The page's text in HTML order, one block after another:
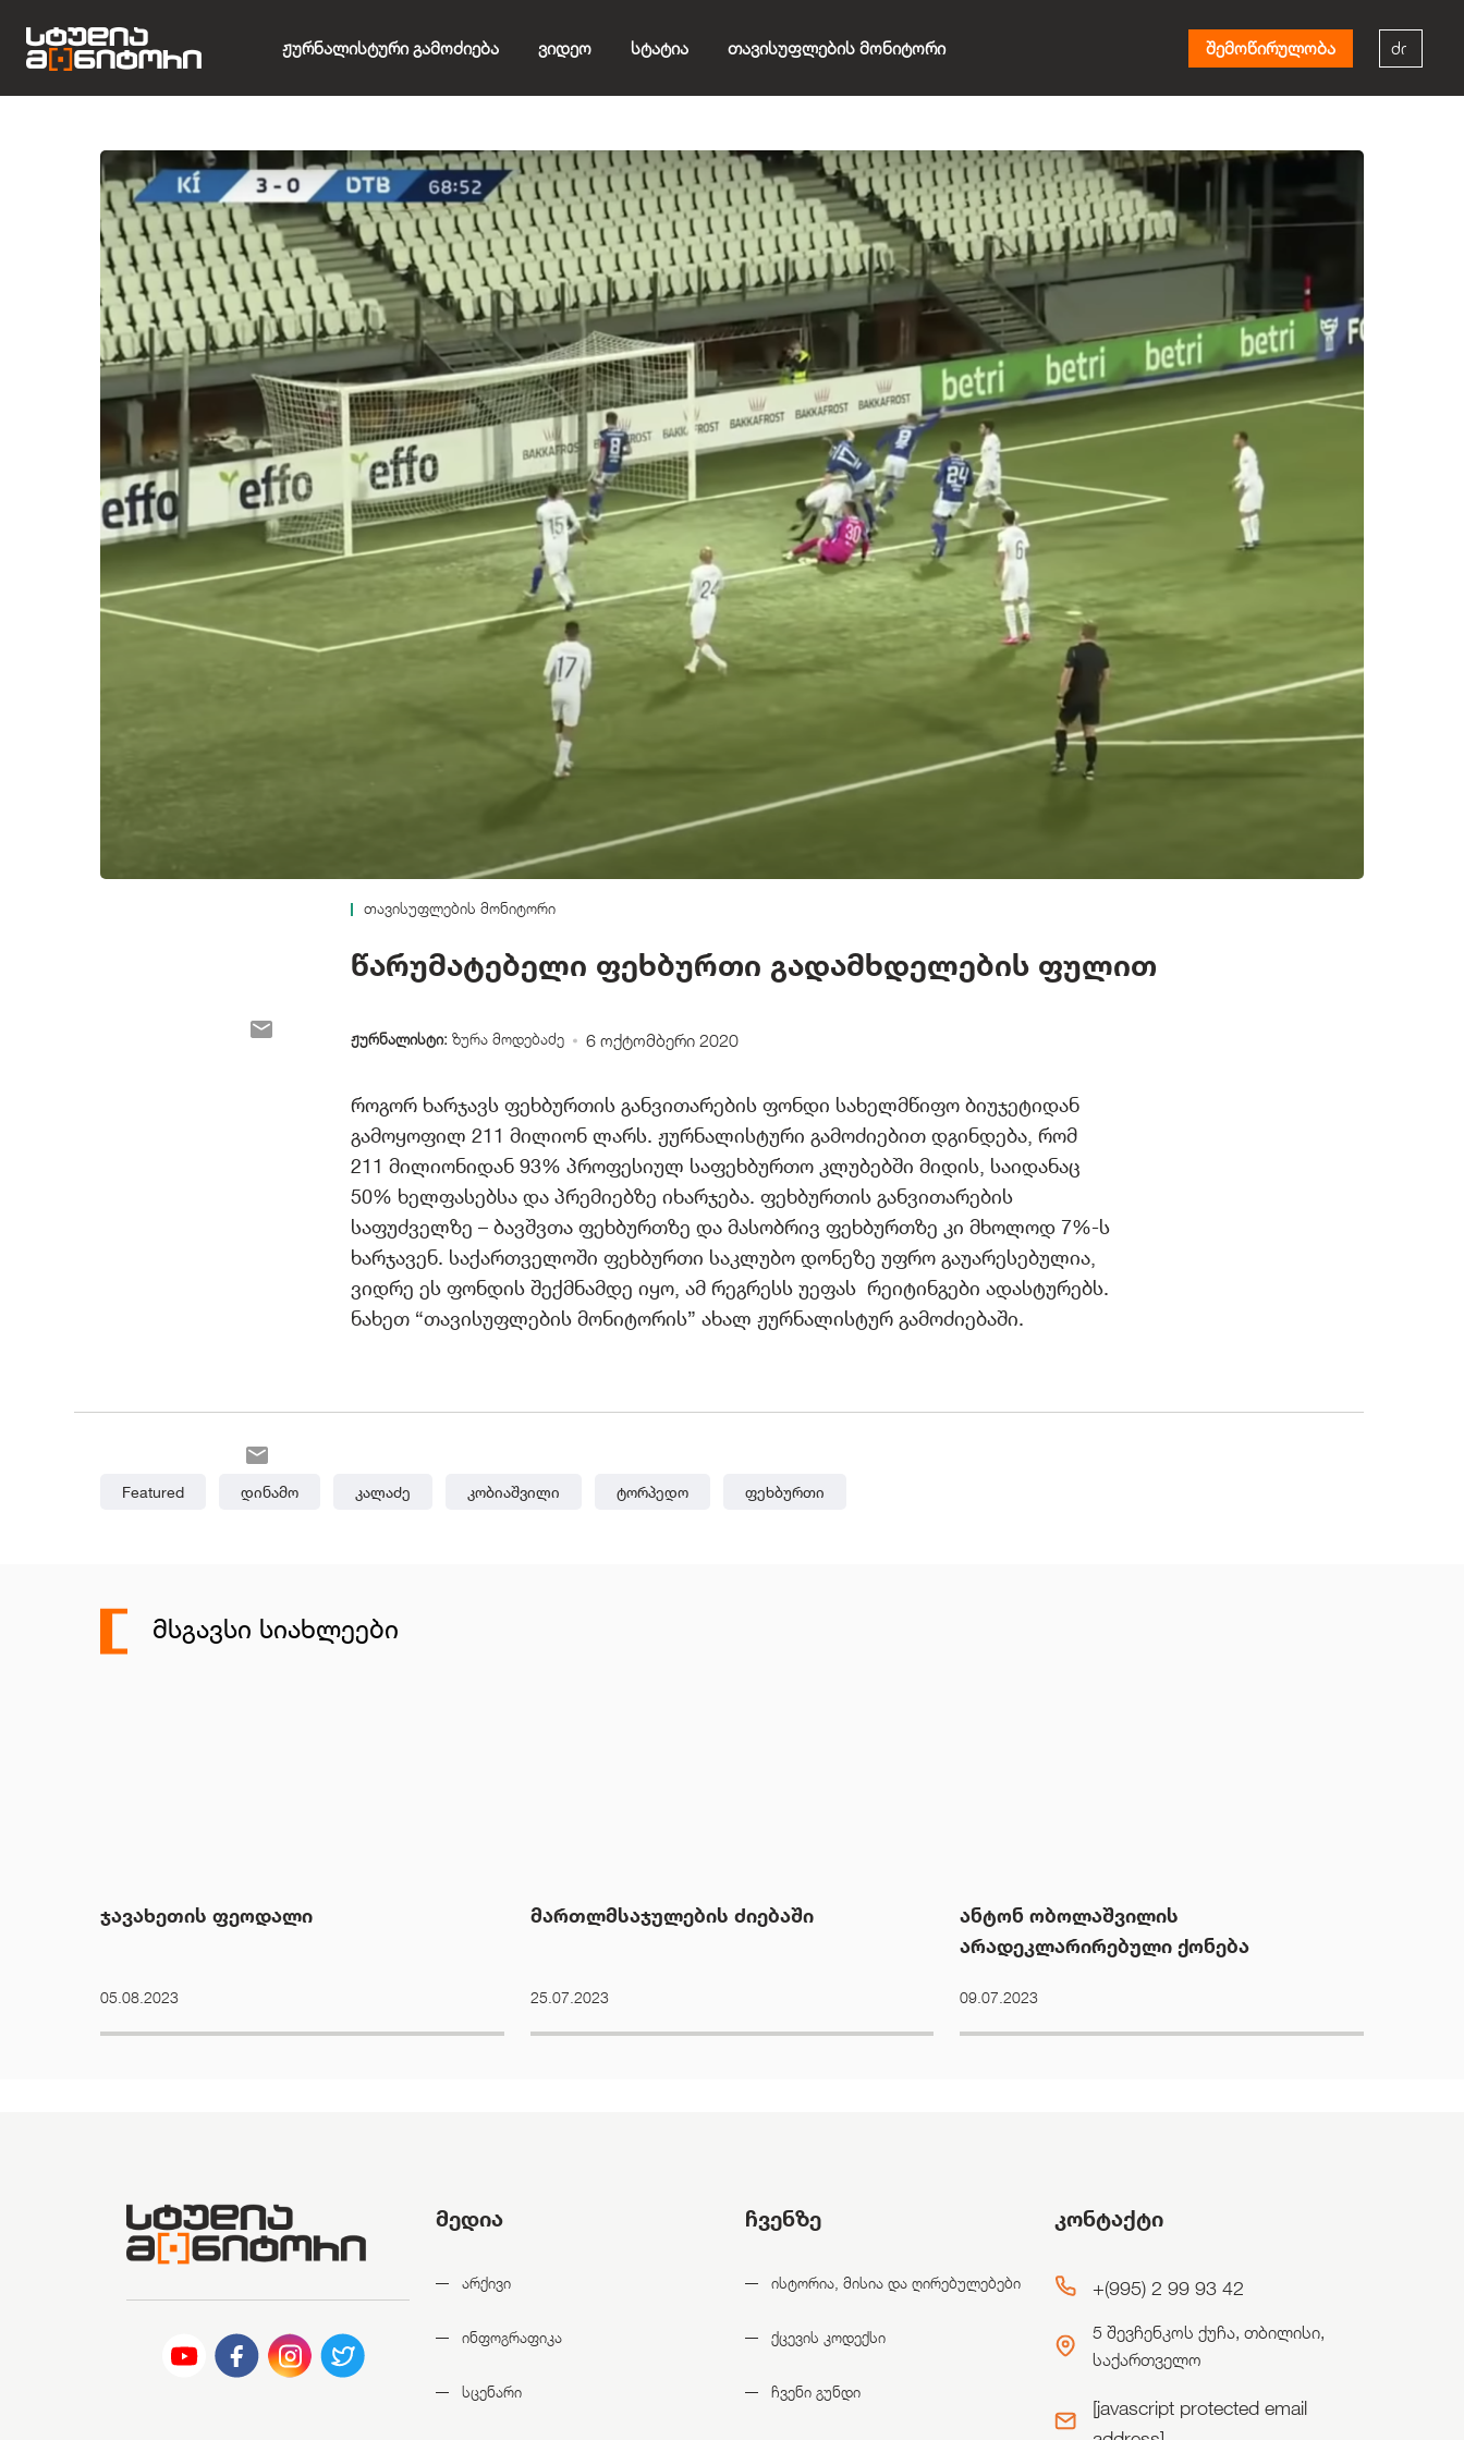
Ჟურნალისტური Გამოძიება Ვიდეო Სტატია Თავისუფლების Მონიტორი შემოწირულობა
თავისუფლების მონიტორი
წარუმატებელი ფეხბურთი გადამხდელების ფულით
ჟურნალისტი: ზურა მოდებაძე 6 ოქტომბერი 2020
როგორ ხარჯავს ფეხბურთის განვითარების ფონდი სახელმწიფო ბიუჯეტიდან
გამოყოფილ 211 მილიონ ლარს. ჟურნალისტური გამოძიებით დგინდება, რომ
211 მილიონიდან 93% პროფესიულ საფეხბურთო კლუბებში მიდის, საიდანაც
50% ხელფასებსა და პრემიებზე იხარჯება. ფეხბურთის განვითარების
საფუძველზე – ბავშვთა ფეხბურთზე და მასობრივ ფეხბურთზე კი მხოლოდ 7%-ს
ხარჯავენ. საქართველოში ფეხბურთი საკლუბო დონეზე უფრო გაუარესებულია,
ვიდრე ეს ფონდის შექმნამდე იყო, ამ რეგრესს უეფას რეიტინგები ადასტურებს.
ნახეთ “თავისუფლების მონიტორის” ახალ ჟურნალისტურ გამოძიებაში.
Featured Დინამო Კალაძე Კობიაშვილი Ტორპედო Ფეხბურთი
ᲛᲡᲒᲐᲕᲡᲘ ᲡᲘᲐᲮᲚᲔᲔᲑᲘ
ჯავახეთის ფეოდალი
05.08.2023
მართლმსაჯულების ძიებაში
25.07.2023
ანტონ ობოლაშვილის
არადეკლარირებული ქონება
09.07.2023
მედია
არქივი
ინფოგრაფიკა
სცენარი
ჩვენზე
ისტორია, მისია და ღირებულებები
ქცევის კოდექსი
ჩვენი გუნდი
კონტაქტი
+(995) 2 99 93 42
5 შევჩენკოს ქუჩა, თბილისი,
საქართველო
[javascript protected email